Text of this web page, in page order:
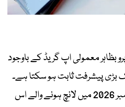
کا آنے والا آئی فون 18 پرو بظاہر معمولی اپ گریڈ کے باوجود
بڑی پیشرفت ثابت ہو سکتا ہے۔
توقع کی جا رہی ہے کہ ستمبر 2026 میں لانچ ہونے والے اس